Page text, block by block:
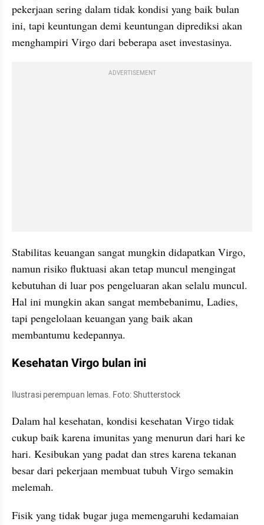
pekerjaan sering dalam tidak kondisi yang baik bulan
ini, tapi keuntungan demi keuntungan diprediksi akan
menghampiri Virgo dari beberapa aset investasinya.
ADVERTISEMENT
Stabilitas keuangan sangat mungkin didapatkan Virgo,
namun risiko fluktuasi akan tetap muncul mengingat
kebutuhan di luar pos pengeluaran akan selalu muncul.
Hal ini mungkin akan sangat membebanimu, Ladies,
tapi pengelolaan keuangan yang baik akan
membantumu kedepannya.
Kesehatan Virgo bulan ini
Ilustrasi perempuan lemas. Foto: Shutterstock
Dalam hal kesehatan, kondisi kesehatan Virgo tidak
cukup baik karena imunitas yang menurun dari hari ke
hari. Kesibukan yang padat dan stres karena tekanan
besar dari pekerjaan membuat tubuh Virgo semakin
melemah.
Fisik yang tidak bugar juga memengaruhi kedamaian